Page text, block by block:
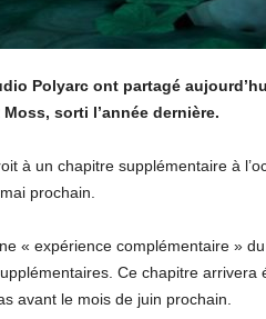
Polyarc ont partagé
sorti l’année dernière.
à un chapitre supplémentaire à
prochain.
« expérience complémentaire »
Ce chapitre arrivera
avant le mois de juin prochain.